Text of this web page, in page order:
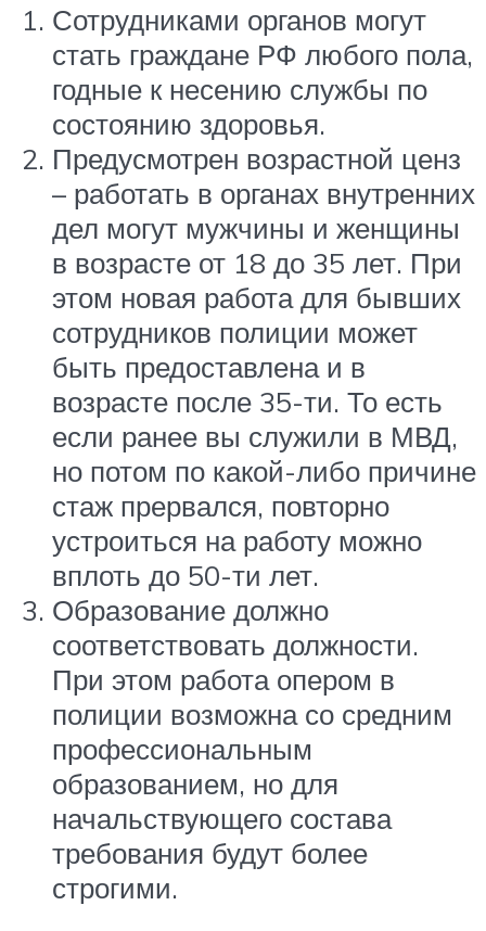
Сотрудниками органов могут
стать граждане РФ любого пола,
годные к несению службы по
состоянию здоровья.
Предусмотрен возрастной ценз
– работать в органах внутренних
дел могут мужчины и женщины
в возрасте от 18 до 35 лет. При
этом новая работа для бывших
сотрудников полиции может
быть предоставлена и в
возрасте после 35-ти. То есть
если ранее вы служили в МВД,
но потом по какой-либо причине
стаж прервался, повторно
устроиться на работу можно
вплоть до 50-ти лет.
Образование должно
соответствовать должности.
При этом работа опером в
полиции возможна со средним
профессиональным
образованием, но для
начальствующего состава
требования будут более
строгими.